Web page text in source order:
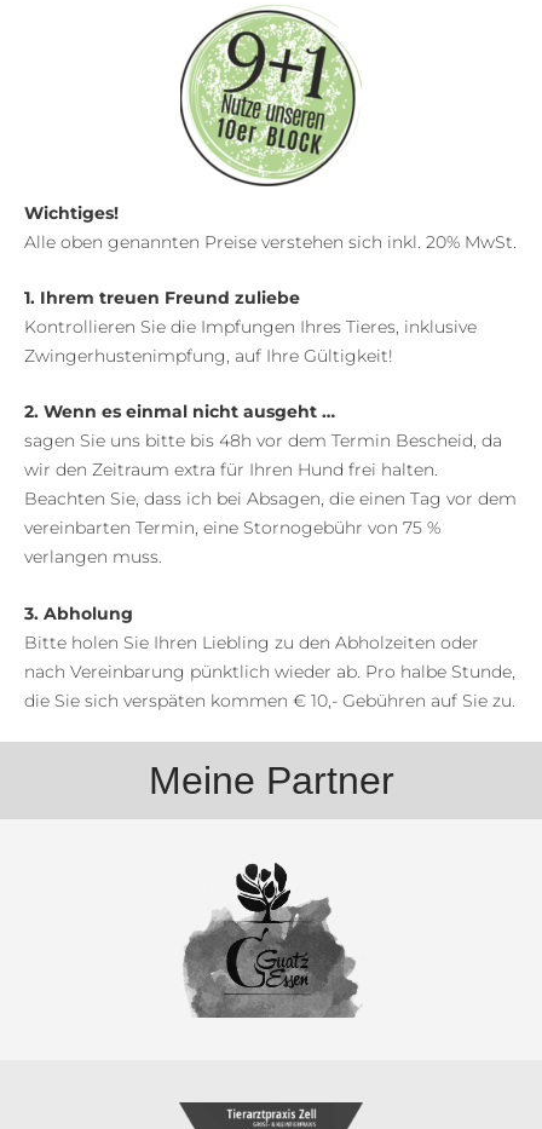
Wichtiges!
Alle oben genannten Preise verstehen sich inkl. 20% MwSt.
1. Ihrem treuen Freund zuliebe
Kontrollieren Sie die Impfungen Ihres Tieres, inklusive
Zwingerhustenimpfung, auf Ihre Gültigkeit!
2. Wenn es einmal nicht ausgeht …
sagen Sie uns bitte bis 48h vor dem Termin Bescheid, da
wir den Zeitraum extra für Ihren Hund frei halten.
Beachten Sie, dass ich bei Absagen, die einen Tag vor dem
vereinbarten Termin, eine Stornogebühr von 75 %
verlangen muss.
3. Abholung
Bitte holen Sie Ihren Liebling zu den Abholzeiten oder
nach Vereinbarung pünktlich wieder ab. Pro halbe Stunde,
die Sie sich verspäten kommen € 10,- Gebühren auf Sie zu.
Meine Partner